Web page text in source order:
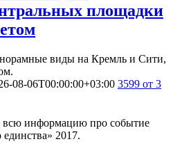
площадки
виды на Кремль и Сити,
08-06T00:00:00+03:00 3599 от 3
всю информацию про событие
2017.